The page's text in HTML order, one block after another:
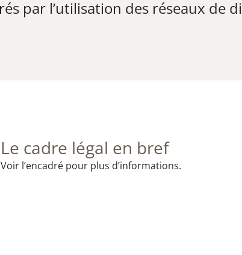
par l’utilisation des réseaux de
Le cadre légal en bref
Voir l’encadré pour plus d’informations.